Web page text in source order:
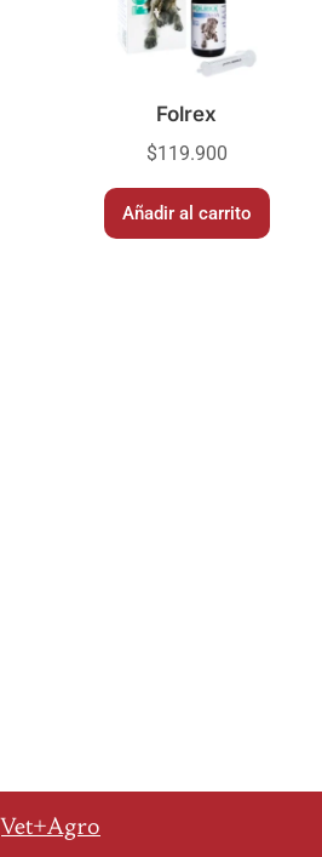
Folrex
$119.900
Añadir al carrito
Vet+Agro